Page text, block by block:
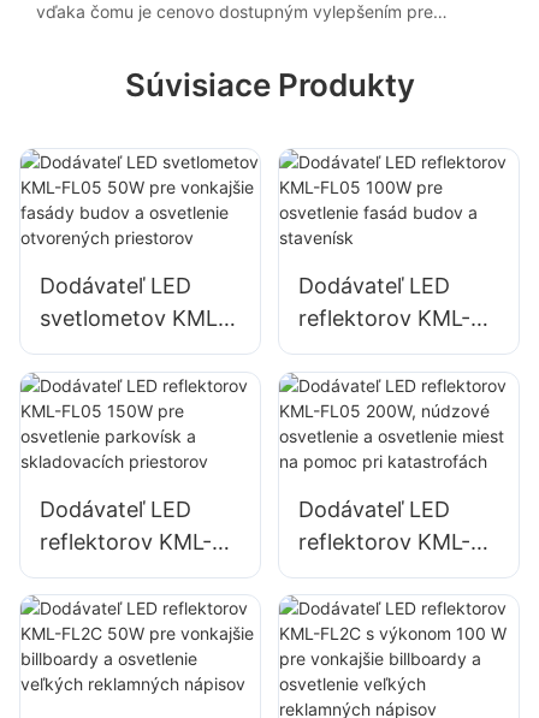
vďaka čomu je cenovo dostupným vylepšením pre
Súvisiace Produkty
Dodávateľ LED
svetlometov KML-
FL05 50W pre
vonkajšie fasády
budov a osvetlenie
otvorených
Dodávateľ LED
reflektorov KML-
FL05 100W pre
osvetlenie fasád
budov a stavenísk
Dodávateľ LED
reflektorov KML-
FL05 150W pre
osvetlenie
parkovísk a
skladovacích
Dodávateľ LED
reflektorov KML-
FL05 200W,
núdzové osvetlenie
a osvetlenie miest
na pomoc pri
katastrofách